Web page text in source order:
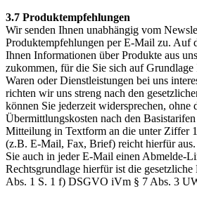
3.7 Produktempfehlungen
Wir senden Ihnen unabhängig vom
Produktempfehlungen per E-Mail zu. Auf
Ihnen Informationen über Produkte aus
zukommen, für die Sie sich auf
Waren oder Dienstleistungen bei uns
richten wir uns streng nach den
können Sie jederzeit widersprechen, ohne
Übermittlungskosten nach den
Mitteilung in Textform an die unter Ziffer
(z.B. E-Mail, Fax, Brief) reicht hierfür
Sie auch in jeder E-Mail einen Abmelde-
Rechtsgrundlage hierfür ist die
Abs. 1 S. 1 f) DSGVO iVm § 7 Abs. 3